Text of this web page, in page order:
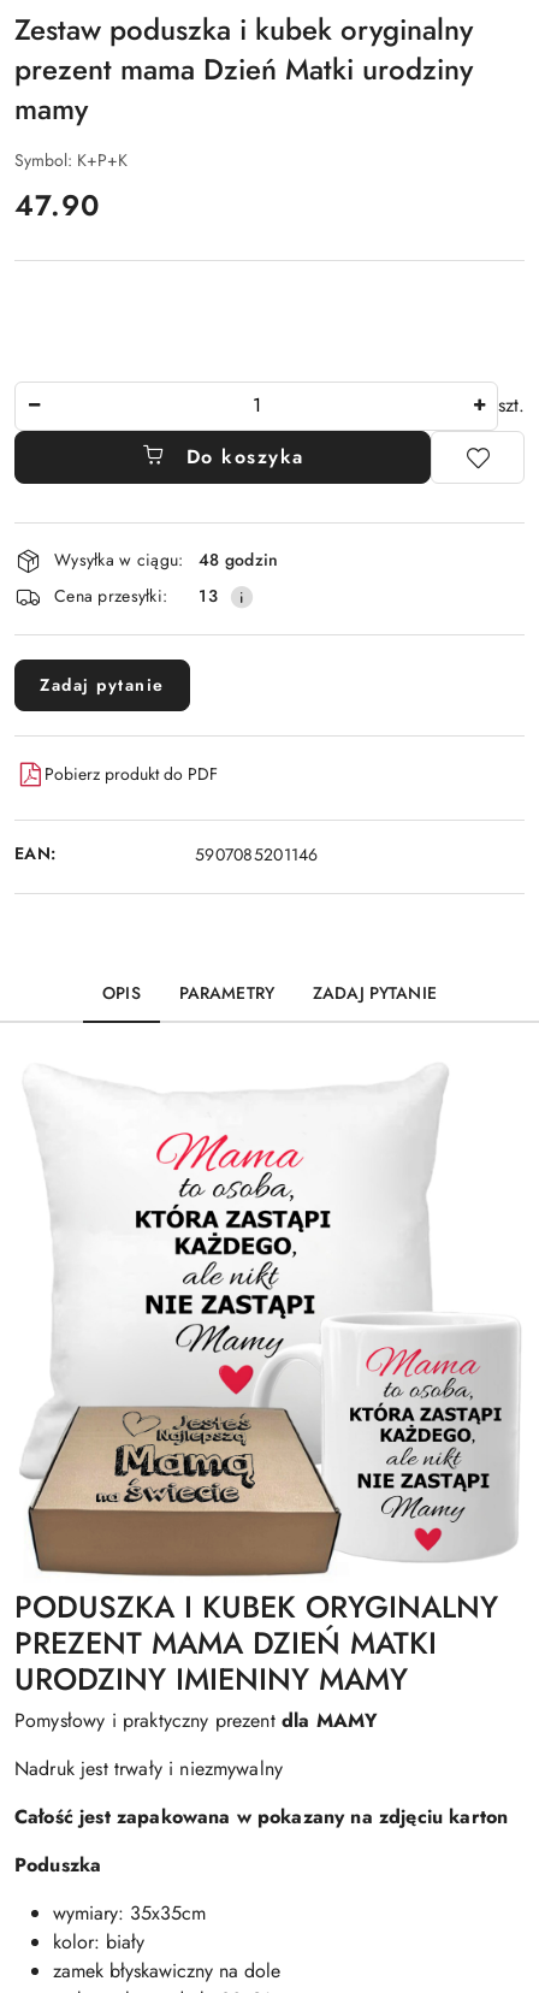
Zestaw poduszka i kubek oryginalny
prezent mama Dzień Matki urodziny
mamy
Symbol: K+P+K
cena:
47.90
szt.
Do koszyka
Dostępność
i
dostawa
Wysyłka w ciągu:
48 godzin
Cena przesyłki:
13
Zadaj pytanie
Pobierz produkt do PDF
EAN: 5907085201146
OPIS PARAMETRY ZADAJ PYTANIE
PODUSZKA I KUBEK ORYGINALNY
PREZENT MAMA DZIEŃ MATKI
URODZINY IMIENINY MAMY
Pomysłowy i praktyczny prezent dla MAMY
Nadruk jest trwały i niezmywalny
Całość jest zapakowana w pokazany na zdjęciu karton
Poduszka
wymiary: 35x35cm
kolor: biały
zamek błyskawiczny na dole